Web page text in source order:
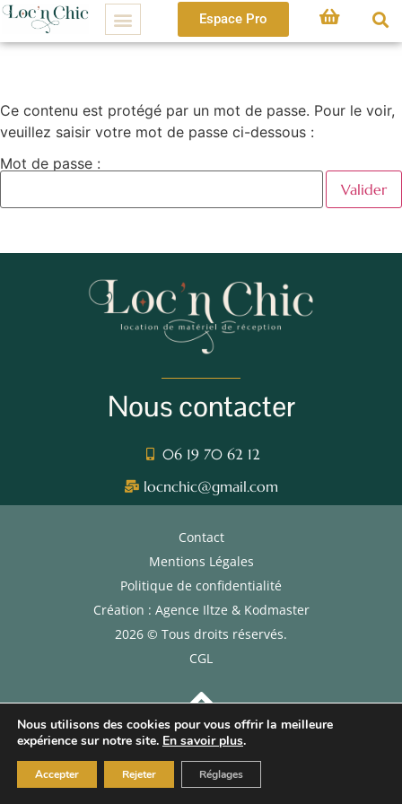
Espace Pro
Ce contenu est protégé par un mot de passe. Pour le voir,
veuillez saisir votre mot de passe ci-dessous :
Mot de passe :
Nous contacter
06 19 70 62 12
locnchic@gmail.com
Contact
Mentions Légales
Politique de confidentialité
Création : Agence Iltze & Kodmaster
2026 © Tous droits réservés.
CGL
Nous utilisons des cookies pour vous offrir la meilleure
expérience sur notre site. En savoir plus.
Accepter Rejeter Réglages